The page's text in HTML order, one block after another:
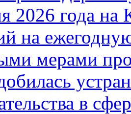
2026 года на
на
мерами
в